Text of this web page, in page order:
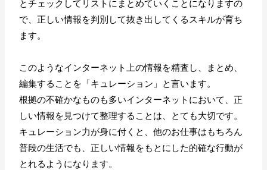
とチェックしてリストにまとめていくことになりますの
で、正しい情報を判別して抜き出してくるスキルが育ち
ます。
このようなインターネット上の情報を精査し、まとめ、
編集することを「キュレーション」と言います。
根拠の不確かなものも多いインターネットにおいて、正
しい情報を見つけて整理することは、とても大切です。
キュレーション力が身に付くと、他のお仕事はもちろん
普段の生活でも、正しい情報をもとにした的確な行動が
とれるようになります。